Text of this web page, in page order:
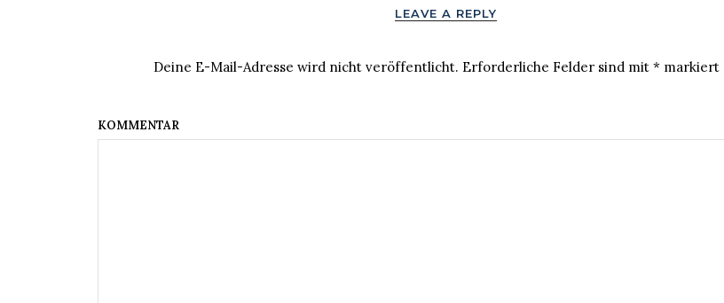
LEAVE A REPLY
Deine E-Mail-Adresse wird nicht veröffentlicht. Erforderliche Felder sind mit * markiert